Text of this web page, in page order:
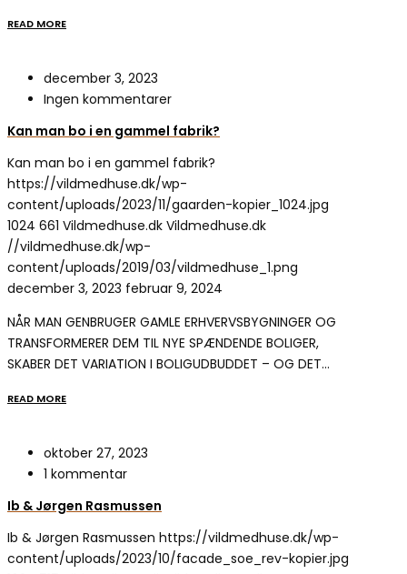
READ MORE
december 3, 2023
Ingen kommentarer
Kan man bo i en gammel fabrik?
Kan man bo i en gammel fabrik?
https://vildmedhuse.dk/wp-
content/uploads/2023/11/gaarden-kopier_1024.jpg
1024 661 Vildmedhuse.dk Vildmedhuse.dk
//vildmedhuse.dk/wp-
content/uploads/2019/03/vildmedhuse_1.png
december 3, 2023 februar 9, 2024
NÅR MAN GENBRUGER GAMLE ERHVERVSBYGNINGER OG
TRANSFORMERER DEM TIL NYE SPÆNDENDE BOLIGER,
SKABER DET VARIATION I BOLIGUDBUDDET – OG DET…
READ MORE
oktober 27, 2023
1 kommentar
Ib & Jørgen Rasmussen
Ib & Jørgen Rasmussen https://vildmedhuse.dk/wp-
content/uploads/2023/10/facade_soe_rev-kopier.jpg